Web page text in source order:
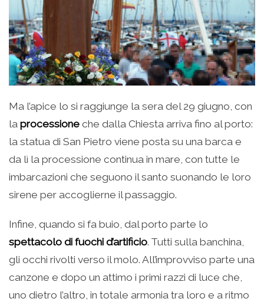
Ma l’apice lo si raggiunge la sera del 29 giugno, con
la processione che dalla Chiesta arriva fino al porto:
la statua di San Pietro viene posta su una barca e
da lì la processione continua in mare, con tutte le
imbarcazioni che seguono il santo suonando le loro
sirene per accoglierne il passaggio.
Infine, quando si fa buio, dal porto parte lo
spettacolo di fuochi d’artificio. Tutti sulla banchina,
gli occhi rivolti verso il molo. All’improvviso parte una
canzone e dopo un attimo i primi razzi di luce che,
uno dietro l’altro, in totale armonia tra loro e a ritmo